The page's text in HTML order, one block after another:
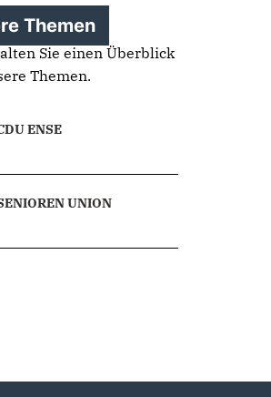
Themen
Sie einen Überblick
Themen.
ENSE
UNION